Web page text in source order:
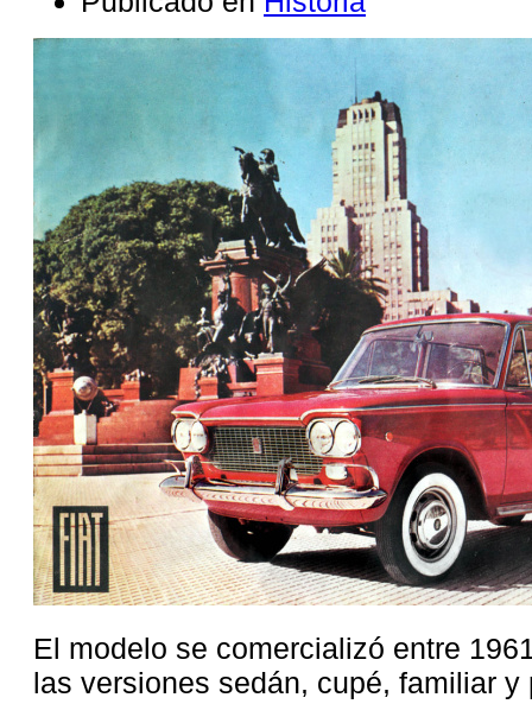
El modelo se comercializó entre
las versiones sedán, cupé, familiar